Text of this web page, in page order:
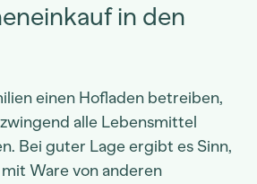
in den
einen Hofladen betreiben,
alle Lebensmittel
Bei guter Lage ergibt es Sinn,
Ware von anderen